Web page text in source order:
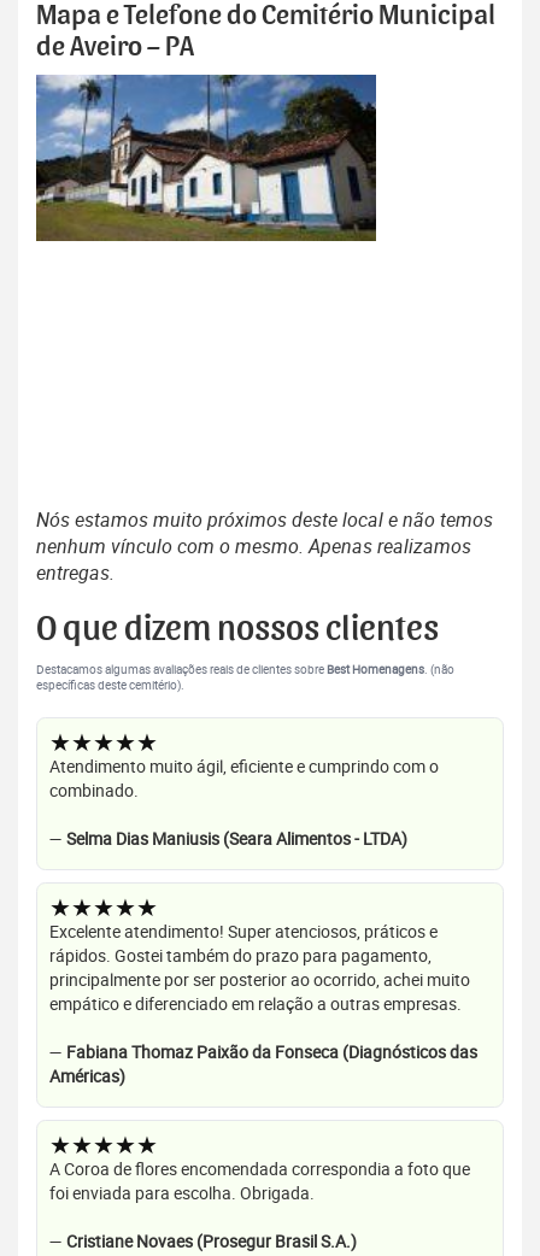
Mapa e Telefone do Cemitério Municipal
de Aveiro – PA
Nós estamos muito próximos deste local e não temos
nenhum vínculo com o mesmo. Apenas realizamos
entregas.
O que dizem nossos clientes
Destacamos algumas avaliações reais de clientes sobre Best Homenagens. (não
específicas deste cemitério).
★★★★★
Atendimento muito ágil, eficiente e cumprindo com o
combinado.
— Selma Dias Maniusis (Seara Alimentos - LTDA)
★★★★★
Excelente atendimento! Super atenciosos, práticos e
rápidos. Gostei também do prazo para pagamento,
principalmente por ser posterior ao ocorrido, achei muito
empático e diferenciado em relação a outras empresas.
— Fabiana Thomaz Paixão da Fonseca (Diagnósticos das
Américas)
★★★★★
A Coroa de flores encomendada correspondia a foto que
foi enviada para escolha. Obrigada.
— Cristiane Novaes (Prosegur Brasil S.A.)